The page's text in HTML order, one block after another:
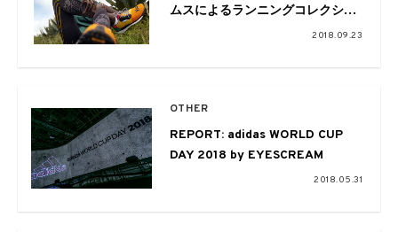
ムスによるランニングコレクショ
ンが登場！『Pharrell Williams
始
2018.09.23
OTHER
REPORT: adidas WORLD CUP
DAY 2018 by EYESCREAM
2018.05.31